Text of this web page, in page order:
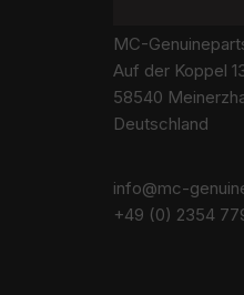
MC-
Auf der Koppel
58540
Deutschland
info@mc-
+49 (0) 2354